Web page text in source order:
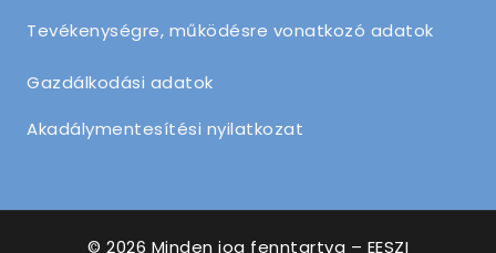
Tevékenységre, működésre vonatkozó adatok
Gazdálkodási adatok
Akadálymentesítési nyilatkozat
© 2026 Minden jog fenntartva – EESZI